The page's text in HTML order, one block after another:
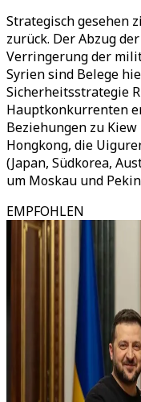
Strategisch gesehen
zurück. Der Abzug
Verringerung der
Syrien sind Belege
Sicherheitsstrategie
Hauptkonkurrenten
Beziehungen zu
Hongkong, die
(Japan, Südkorea,
um Moskau und
EMPFOHLEN